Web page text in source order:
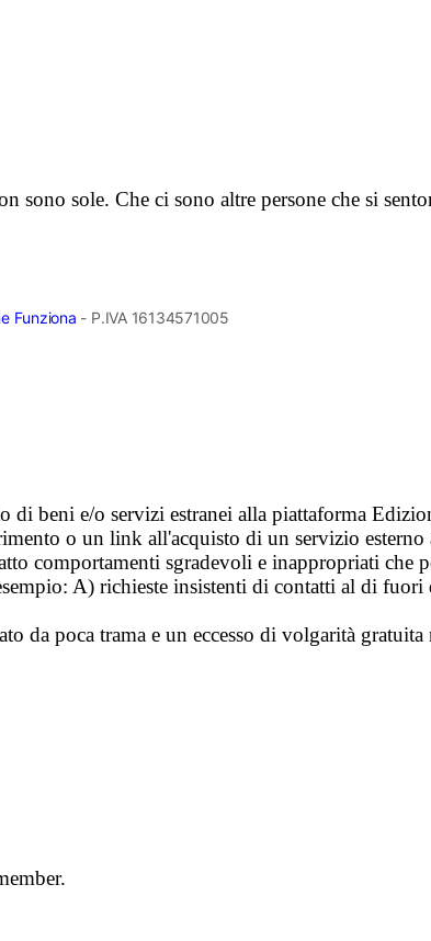
sono sole. Che ci sono altre persone che si
Funziona - P.IVA 16134571005
beni e/o servizi estranei alla piattaforma
o un link all'acquisto di un servizio esterno
comportamenti sgradevoli e inappropriati
A) richieste insistenti di contatti al di
da poca trama e un eccesso di volgarità